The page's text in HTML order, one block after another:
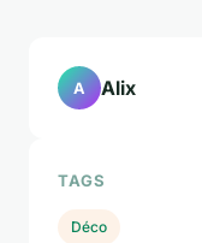
A Alix
TAGS
Déco